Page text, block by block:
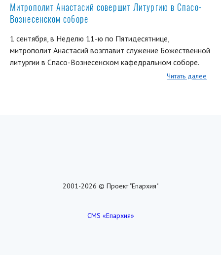
Митрополит Анастасий совершит Литургию в Спасо-
Вознесенском соборе
1 сентября, в Неделю 11-ю по Пятидесятнице,
митрополит Анастасий возглавит служение Божественной
литургии в Спасо-Вознесенском кафедральном соборе.
Читать далее
2001-2026 © Проект "Епархия"
CMS «Епархия»